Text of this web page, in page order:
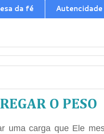
da fé
O PESO
uma carga que Ele